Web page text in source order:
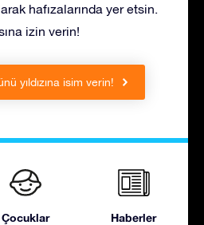
hafızalarında yer etsin.
izin verin!
yıldızına isim verin!
Çocuklar Haberler